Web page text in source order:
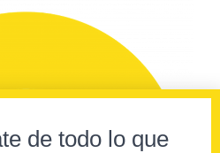
de todo lo que